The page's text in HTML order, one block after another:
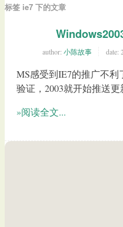
标签 ie7 下的文章
author: 小陈故事 date:
MS感受到IE7的推广不
验证，2003就开始推送更
»阅读全文...